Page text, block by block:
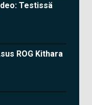
Testissä
ROG Kithara